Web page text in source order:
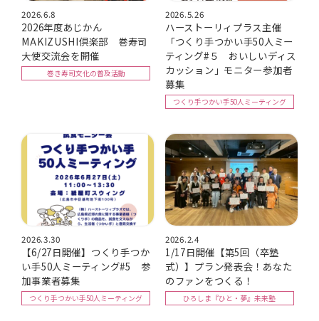
2026.6.8
2026年度あじかん
MAKIZUSHI倶楽部 巻寿司
大使交流会を開催
巻き寿司文化の普及活動
2026.5.26
ハーストーリィプラス主催
「つくり手つかい手50人ミー
ティング#５ おいしいディス
カッション」モニター参加者
募集
つくり手つかい手50人ミーティング
2026.3.30
【6/27日開催】つくり手つか
い手50人ミーティング#5 参
加事業者募集
つくり手つかい手50人ミーティング
2026.2.4
1/17日開催【第5回（卒塾
式）】プラン発表会！あなた
のファンをつくる！
ひろしま『ひと・夢』未来塾